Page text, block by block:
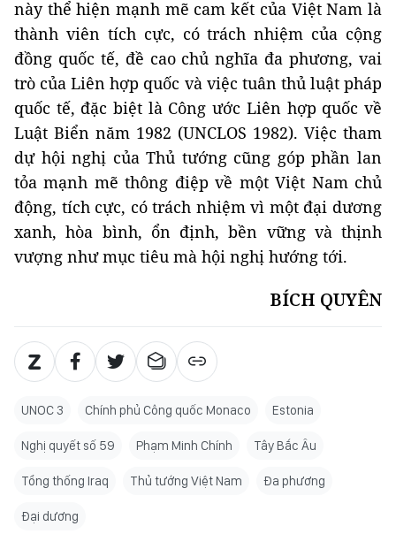
này thể hiện mạnh mẽ cam kết của Việt Nam là
thành viên tích cực, có trách nhiệm của cộng
đồng quốc tế, đề cao chủ nghĩa đa phương, vai
trò của Liên hợp quốc và việc tuân thủ luật pháp
quốc tế, đặc biệt là Công ước Liên hợp quốc về
Luật Biển năm 1982 (UNCLOS 1982). Việc tham
dự hội nghị của Thủ tướng cũng góp phần lan
tỏa mạnh mẽ thông điệp về một Việt Nam chủ
động, tích cực, có trách nhiệm vì một đại dương
xanh, hòa bình, ổn định, bền vững và thịnh
vượng như mục tiêu mà hội nghị hướng tới.
BÍCH QUYÊN
UNOC 3 Chính phủ Công quốc Monaco Estonia
Nghị quyết số 59 Phạm Minh Chính Tây Bắc Âu
Tổng thống Iraq Thủ tướng Việt Nam Đa phương
Đại dương